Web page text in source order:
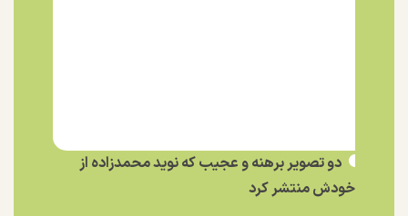
دو تصویر برهنه و عجیب که نوید محمدزاده از
خودش منتشر کرد